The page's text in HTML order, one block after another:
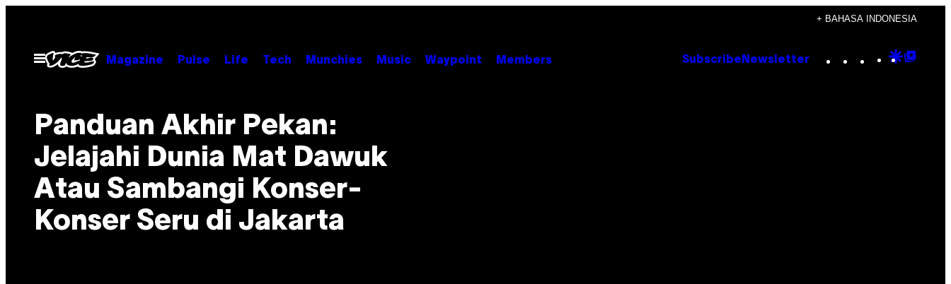
content
+ BAHASA INDONESIA
Open
Menu
Magazine Pulse Life Tech Munchies Music Waypoint Members Subscribe Newsletter Instagram
TikTok
YouTube
Google
Panduan Akhir Pekan:
Jelajahi Dunia Mat Dawuk
Atau Sambangi Konser-
Konser Seru di Jakarta